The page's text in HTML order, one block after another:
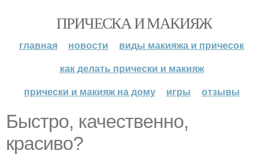
ПРИЧЕСКА И МАКИЯЖ
главная новости
виды макияжа и причесок
как делать прически и макияж
прически и макияж на дому
игры отзывы
Быстро, качественно,
красиво?